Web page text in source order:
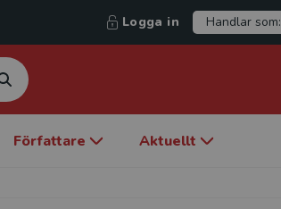
Logga in Handlar som:
Författare Aktuellt